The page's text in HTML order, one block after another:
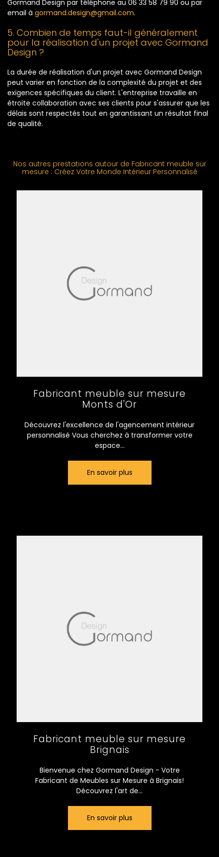
Gormand Design par téléphone au 06 33 58 79 90 ou par
email à gormand.design@gmail.com.
5. Combien de temps faut-il généralement
pour la réalisation d'un projet avec Gormand
Design ?
La durée de réalisation d'un projet avec Gormand Design
peut varier en fonction de la complexité du projet et des
exigences spécifiques du client. L'entreprise travaille en
étroite collaboration avec ses clients pour s'assurer que les
délais sont respectés tout en garantissant un résultat final
de qualité.
Nos autres prestations autour de Fabricant meuble sur
mesure : Créez Votre Monde Intérieur Personnalisé
Fabricant meuble sur mesure
Monts d'Or
Découvrez l'excellence de l'agencement intérieur
personnalisé Vous cherchez à transformer votre
espace...
En savoir plus
Fabricant meuble sur mesure
Brignais
Bienvenue chez Gormand Design - Votre
Fabricant de Meubles sur Mesure à Brignais!
Découvrez l'art de...
En savoir plus